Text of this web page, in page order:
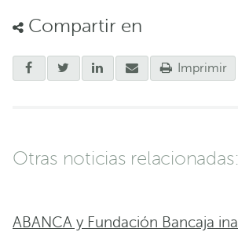
Compartir en
Imprimir
Otras noticias relacionadas:
ABANCA y Fundación Bancaja